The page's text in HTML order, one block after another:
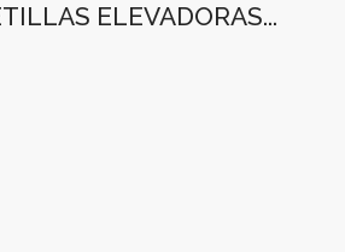
ELEVADORAS...